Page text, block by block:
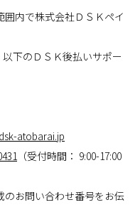
内で株式会社ＤＳＫペイ
下のＤＳＫ後払いサポー
atobarai.jp
（受付時間： 9:00-17:00
のお問い合わせ番号をお伝